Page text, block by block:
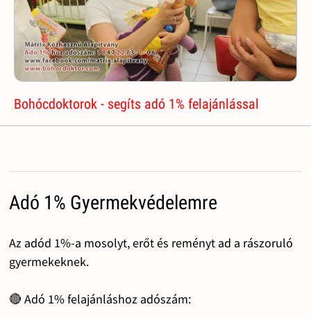
Bohócdoktorok - segíts adó 1% felajánlással
Adó 1% Gyermekvédelemre
Az adód 1%-a mosolyt, erőt és reményt ad a rászoruló
gyermekeknek.
🔴 Adó 1% felajánláshoz adószám: